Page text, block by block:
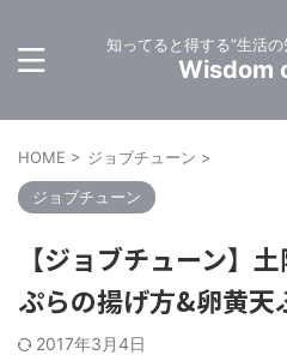
知ってると得する”生活の
Wisdom
HOME > ジョブチューン >
ジョブチューン
【ジョブチューン】
ぷらの揚げ方&卵黄天
2017年3月4日